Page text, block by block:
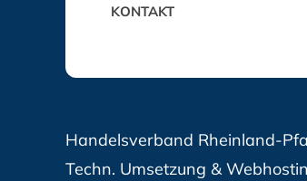
KONTAKT
Handelsverband Rheinland-
Techn. Umsetzung &